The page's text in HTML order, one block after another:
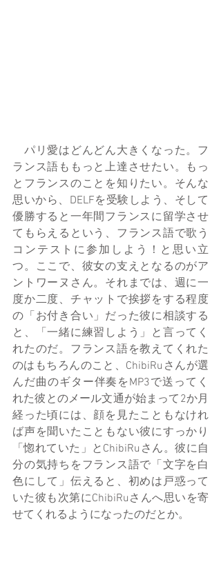
パリ愛はどんどん大きくなった。フ
ランス語ももっと上達させたい。もっ
とフランスのことを知りたい。そんな
思いから、DELFを受験しよう、そして
優勝すると一年間フランスに留学させ
てもらえるという、フランス語で歌う
コンテストに参加しよう！と思い立
つ。ここで、彼女の支えとなるのがア
ントワーヌさん。それまでは、週に一
度か二度、チャットで挨拶をする程度
の「お付き合い」だった彼に相談する
と、「一緒に練習しよう」と言ってく
れたのだ。フランス語を教えてくれた
のはもちろんのこと、ChibiRuさんが選
んだ曲のギター伴奏をMP3で送ってく
れた彼とのメール文通が始まって2か月
経った頃には、顔を見たこともなけれ
ば声を聞いたこともない彼にすっかり
「惚れていた」とChibiRuさん。彼に自
分の気持ちをフランス語で「文字を白
色にして」伝えると、初めは戸惑って
いた彼も次第にChibiRuさんへ思いを寄
せてくれるようになったのだとか。